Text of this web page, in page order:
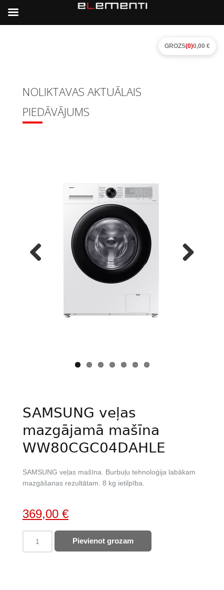
NOLIKTAVAS AKTUĀLAIS
PIEDĀVĀJUMS
SAMSUNG veļas
mazgājamā mašīna
WW80CGC04DAHLE
SAMSUNG veļas mašīna. Burbuļu tehnoloģija labākam
mazgāšanas rezultātam. 8 kg ietilpība.
Original
price
was:
369,00 €Current
price
is:
SAMSUNG
veļas
Pievienot grozam
GROZS(0)0,00 €